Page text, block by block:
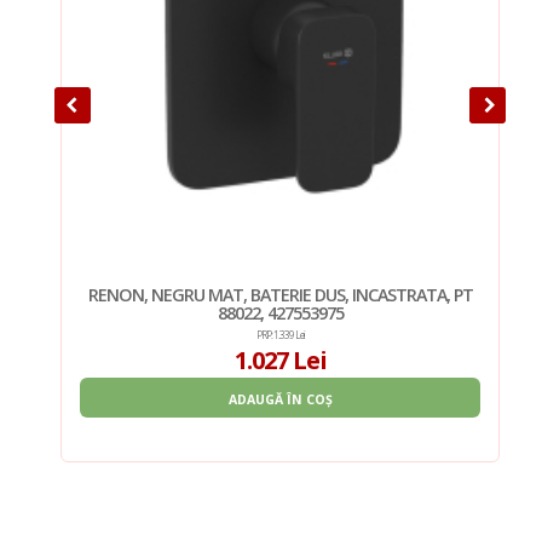
RENON, NEGRU MAT, BATERIE DUS, INCASTRATA, PT
88022, 427553975
PRP: 1.339 Lei
1.027 Lei
ADAUGĂ ÎN COȘ